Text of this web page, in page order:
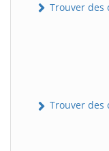
Trouver des
Trouver des